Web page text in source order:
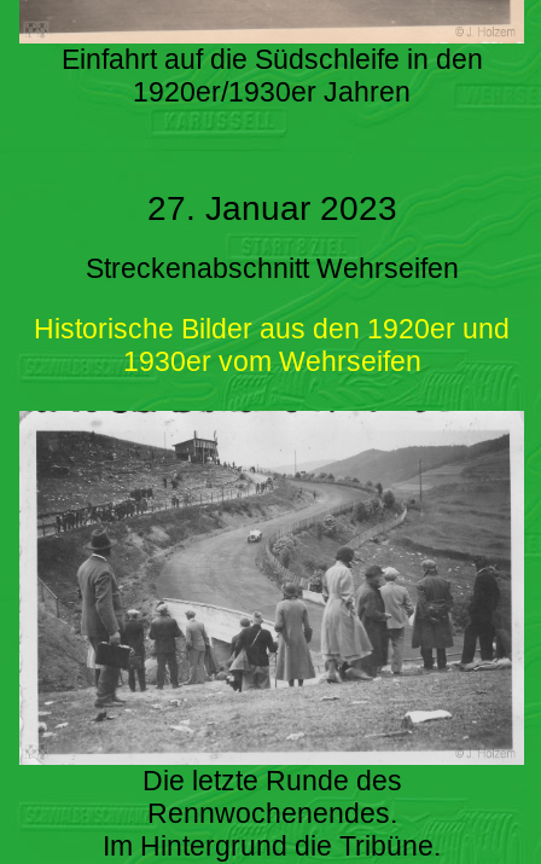
Einfahrt auf die Südschleife in den
1920er/1930er Jahren
27. Januar 2023
Streckenabschnitt Wehrseifen
Historische Bilder aus den 1920er und
1930er vom Wehrseifen
Die letzte Runde des
Rennwochenendes.
Im Hintergrund die Tribüne.